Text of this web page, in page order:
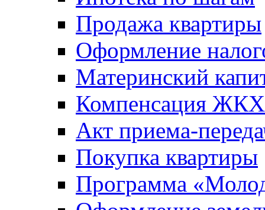
Продажа квартиры
Оформление
Материнский
Компенсация ЖКХ
Акт приема-
Покупка квартиры
Программа